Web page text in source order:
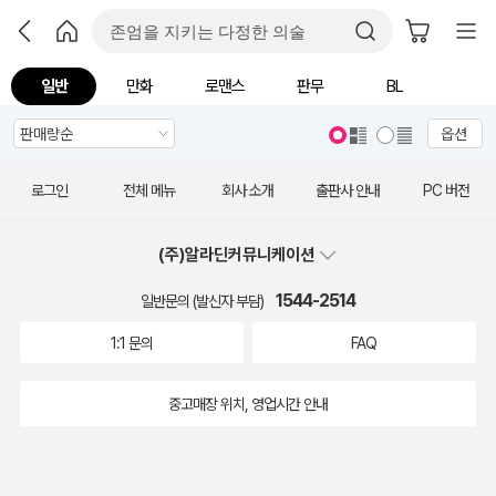
일반 만화 로맨스 판무 BL
옵션
로그인 전체 메뉴 회사 소개 출판사 안내 PC 버전
(주)알라딘커뮤니케이션
일반문의 (발신자 부담) 1544-2514
1:1 문의 FAQ
중고매장 위치, 영업시간 안내